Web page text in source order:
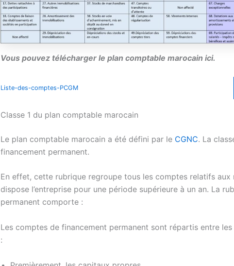
Vous pouvez télécharger le plan comptable marocain ici.
Liste-des-comptes-PCGM
Classe 1 du plan comptable marocain
Le plan comptable marocain a été défini par le CGNC. La
financement permanent.
En effet, cette rubrique regroupe tous les comptes relatifs aux
dispose l’entreprise pour une période supérieure à un an. La
permanent comporte :
Les comptes de financement permanent sont répartis entre
: